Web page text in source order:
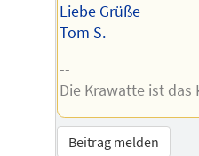
Liebe Grüße
Tom S.
--
Die Krawatte ist das
Beitrag melden